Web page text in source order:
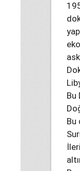
Bu
Bu